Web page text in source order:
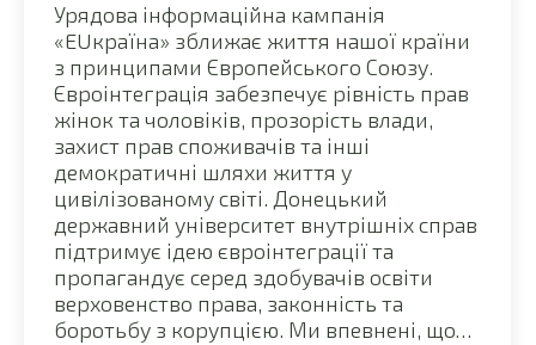
Урядова інформаційна кампанія
«EUкраїна» зближає життя нашої країни
з принципами Європейського Союзу.
Євроінтеграція забезпечує рівність прав
жінок та чоловіків, прозорість влади,
захист прав споживачів та інші
демократичні шляхи життя у
цивілізованому світі. Донецький
державний університет внутрішніх справ
підтримує ідею євроінтеграції та
пропагандує серед здобувачів освіти
верховенство права, законність та
боротьбу з корупцією. Ми впевнені, що…